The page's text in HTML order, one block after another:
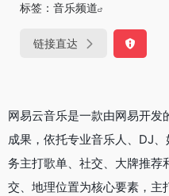
标签： 音乐频道
链接直达
网易云音乐是一款由网易开发
成果，依托专业音乐人、DJ
务主打歌单、社交、大牌推荐
交、地理位置为核心要素，主